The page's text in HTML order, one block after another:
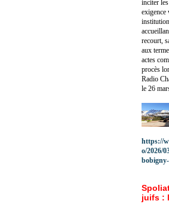
inciter
exigence
recourt,
aux
actes
procès
Radio
le 26
https://
o/2026/
juifs :